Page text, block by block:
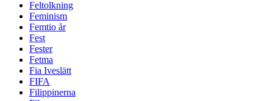
Feltolkning
Feminism
Femtio år
Fest
Fester
Fetma
Fia Iveslätt
FIFA
Filippinerna